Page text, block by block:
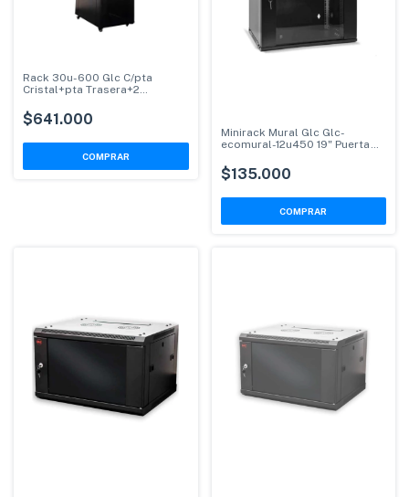
Rack 30u-600 Glc C/pta
Cristal+pta Trasera+2
$641.000
Minirack Mural Glc Glc-
ecomural-12u450 19" Puerta
$135.000